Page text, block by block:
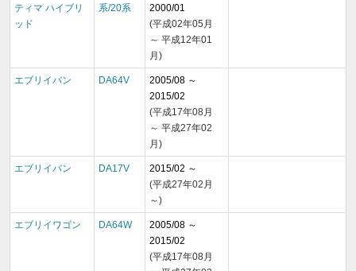
ティマ ハイブリ
ッド
系/20系
2000/01
(平成02年05月
～ 平成12年01
月)
エブリイバン DA64V
2005/08 ～
2015/02
(平成17年08月
～ 平成27年02
月)
エブリイバン DA17V
2015/02 ～
(平成27年02月
～)
エブリイワゴン DA64W
2005/08 ～
2015/02
(平成17年08月